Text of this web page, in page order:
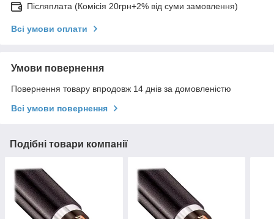
Післяплата (Комісія 20грн+2% від суми замовлення)
Всі умови оплати
Умови повернення
Повернення товару впродовж 14 днів за домовленістю
Всі умови повернення
Подібні товари компанії